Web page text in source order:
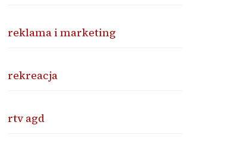
reklama i marketing
rekreacja
rtv agd